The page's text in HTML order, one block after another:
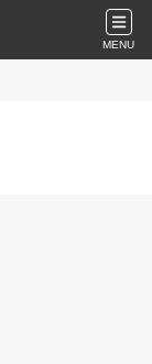
MENU